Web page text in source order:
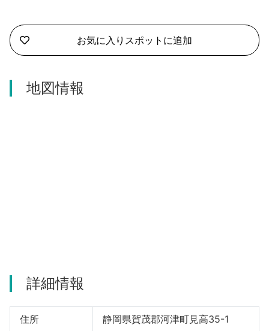
函南町
伊東市
アクセス
伊豆ワーケーション
お気に入りスポットに追加
地図情報
詳細情報
住所 静岡県賀茂郡河津町見高35-1